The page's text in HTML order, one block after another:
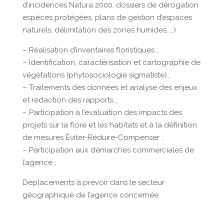
d’incidences Natura 2000, dossiers de dérogation
espèces protégées, plans de gestion d’espaces
naturels, délimitation des zones humides, …) :
– Réalisation d’inventaires floristiques ;
– Identification, caractérisation et cartographie de
végétations (phytosociologie sigmatiste) ;
– Traitements des données et analyse des enjeux
et rédaction des rapports ;
– Participation à l’évaluation des impacts des
projets sur la flore et les habitats et à la définition
de mesures Éviter-Réduire-Compenser ;
– Participation aux démarches commerciales de
l’agence ;
Déplacements à prévoir dans le secteur
géographique de l’agence concernée.